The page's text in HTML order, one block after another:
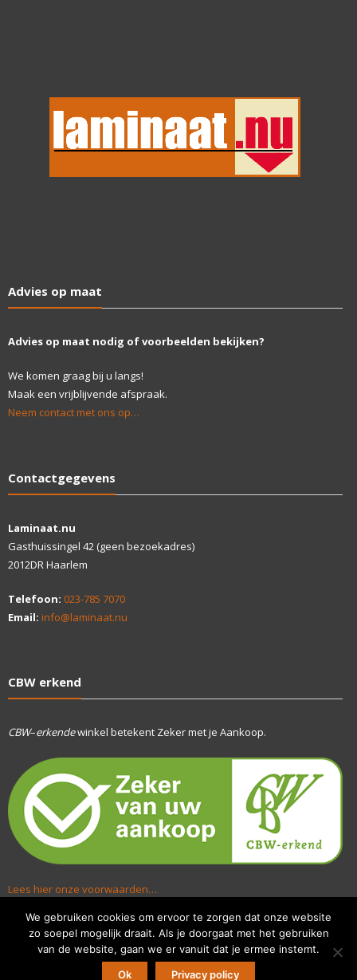
Advies op maat
Advies op maat nodig of voorbeelden bekijken?
We komen graag bij u langs!
Maak een vrijblijvende afspraak.
Neem contact met ons op…
Contactgegevens
Laminaat.nu
Gasthuissingel 42 (geen bezoekadres)
2012DR Haarlem
Telefoon: 023-785 7070
Email: info@laminaat.nu
CBW erkend
CBW–erkendewinkel betekent Zeker met je Aankoop.
Lees hier onze voorwaarden…
We gebruiken cookies om ervoor te zorgen dat onze website
zo soepel mogelijk draait. Als je doorgaat met het gebruiken
van de website, gaan we er vanuit dat je ermee instemt.
Ok
Privacy policy